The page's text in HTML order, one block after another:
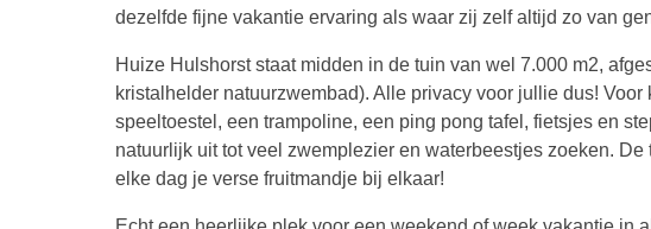
dezelfde fijne vakantie ervaring als waar zij zelf altijd zo van
Huize Hulshorst staat midden in de tuin van wel 7.000 m2,
kristalhelder natuurzwembad). Alle privacy voor jullie dus!
speeltoestel, een trampoline, een ping pong tafel, fietsjes en
natuurlijk uit tot veel zwemplezier en waterbeestjes zoeken.
elke dag je verse fruitmandje bij elkaar!